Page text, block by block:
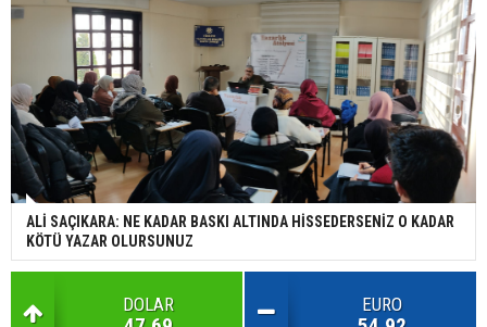
ALİ SAÇIKARA: NE KADAR BASKI ALTINDA HİSSEDERSENİZ O KADAR
KÖTÜ YAZAR OLURSUNUZ
DOLAR EURO